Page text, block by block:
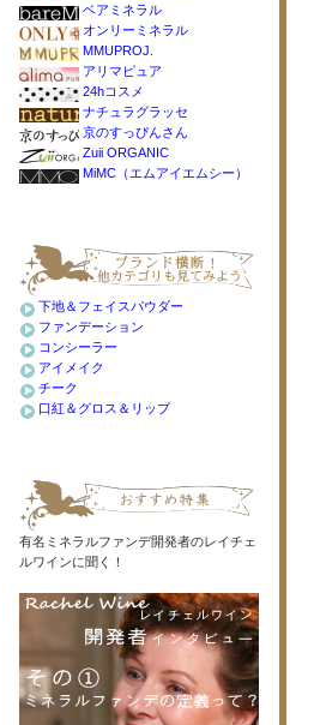
ベアミネラル
オンリーミネラル
MMUPROJ.
アリマピュア
24hコスメ
ナチュラグラッセ
京のすっぴんさん
Zuii ORGANIC
MiMC（エムアイエムシー）
下地＆フェイスパウダー
ファンデーション
コンシーラー
アイメイク
チーク
口紅＆グロス＆リップ
有名ミネラルファンデ開発者のレイチェ
ルワインに聞く！